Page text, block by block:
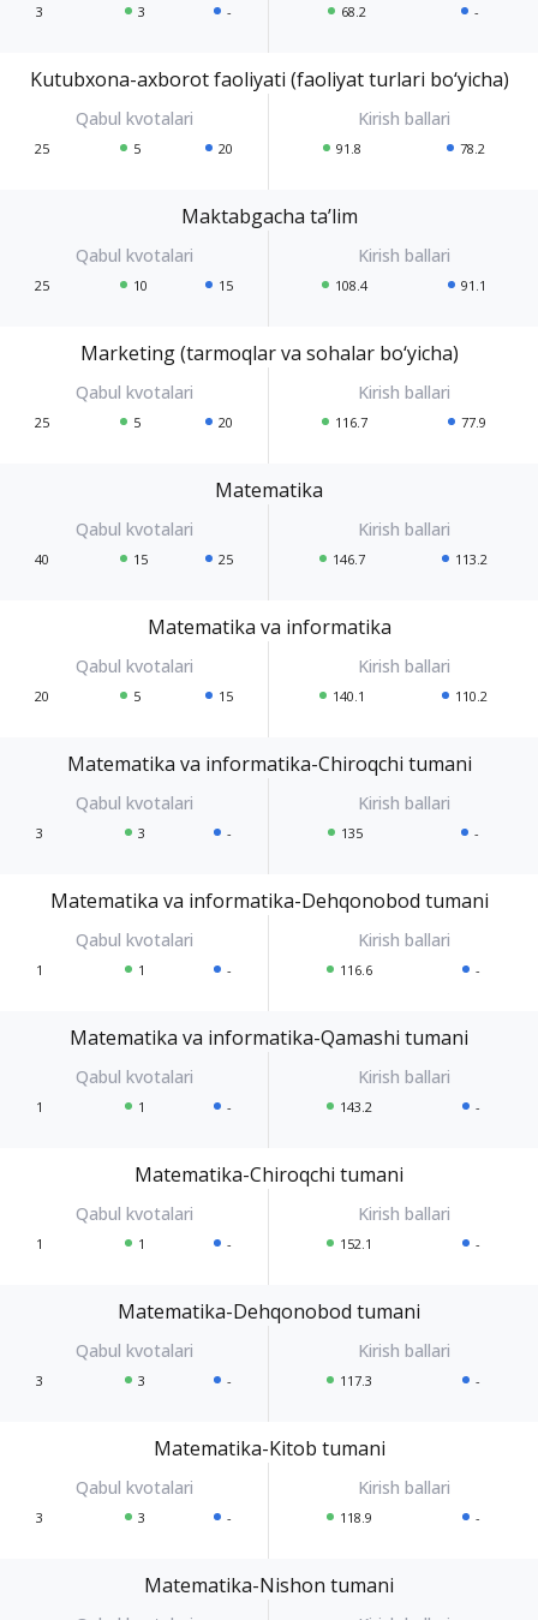
3 3 - 68.2 -
Kutubxona-axborot faoliyati (faoliyat turlari bo‘yicha)
25 5 20 91.8 78.2
Maktabgacha ta’lim
25 10 15 108.4 91.1
Marketing (tarmoqlar va sohalar bo‘yicha)
25 5 20 116.7 77.9
Matematika
40 15 25 146.7 113.2
Matematika va informatika
20 5 15 140.1 110.2
Matematika va informatika-Chiroqchi tumani
3 3 - 135 -
Matematika va informatika-Dehqonobod tumani
1 1 - 116.6 -
Matematika va informatika-Qamashi tumani
1 1 - 143.2 -
Matematika-Chiroqchi tumani
1 1 - 152.1 -
Matematika-Dehqonobod tumani
3 3 - 117.3 -
Matematika-Kitob tumani
3 3 - 118.9 -
Matematika-Nishon tumani